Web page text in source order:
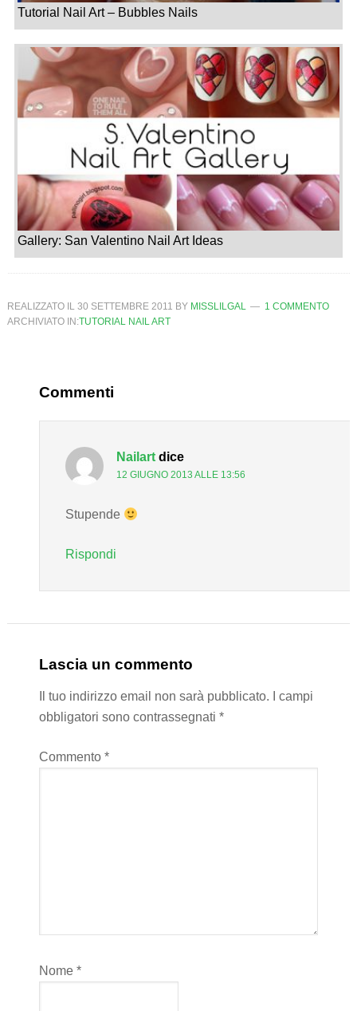
Tutorial Nail Art – Bubbles Nails
Gallery: San Valentino Nail Art Ideas
REALIZZATO IL 30 SETTEMBRE 2011 BY MISSLILGAL
1 COMMENTO
ARCHIVIATO IN:TUTORIAL NAIL ART
Commenti
Nailart dice
12 GIUGNO 2013 ALLE 13:56
Stupende
Rispondi
Lascia un commento
Il tuo indirizzo email non sarà pubblicato.
I campi
obbligatori sono contrassegnati *
Commento *
Nome *